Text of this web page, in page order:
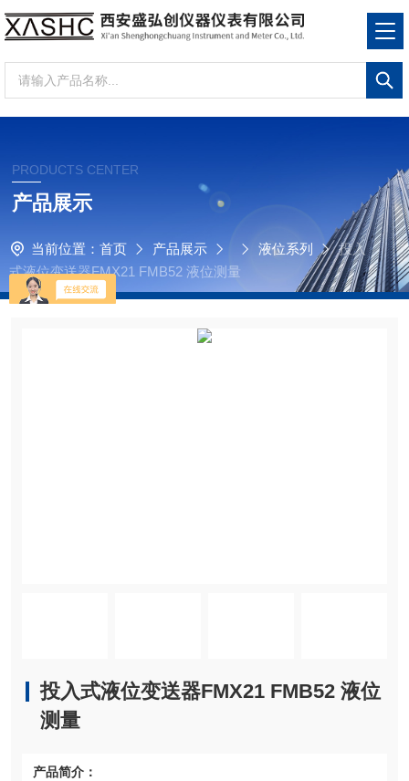
PRODUCTS CENTER
产品展示
当前位置： 首页 产品展示 液位系列
投入
式液位变送器FMX21 FMB52 液位测量
投入式液位变送器FMX21 FMB52 液位
测量
产品简介：